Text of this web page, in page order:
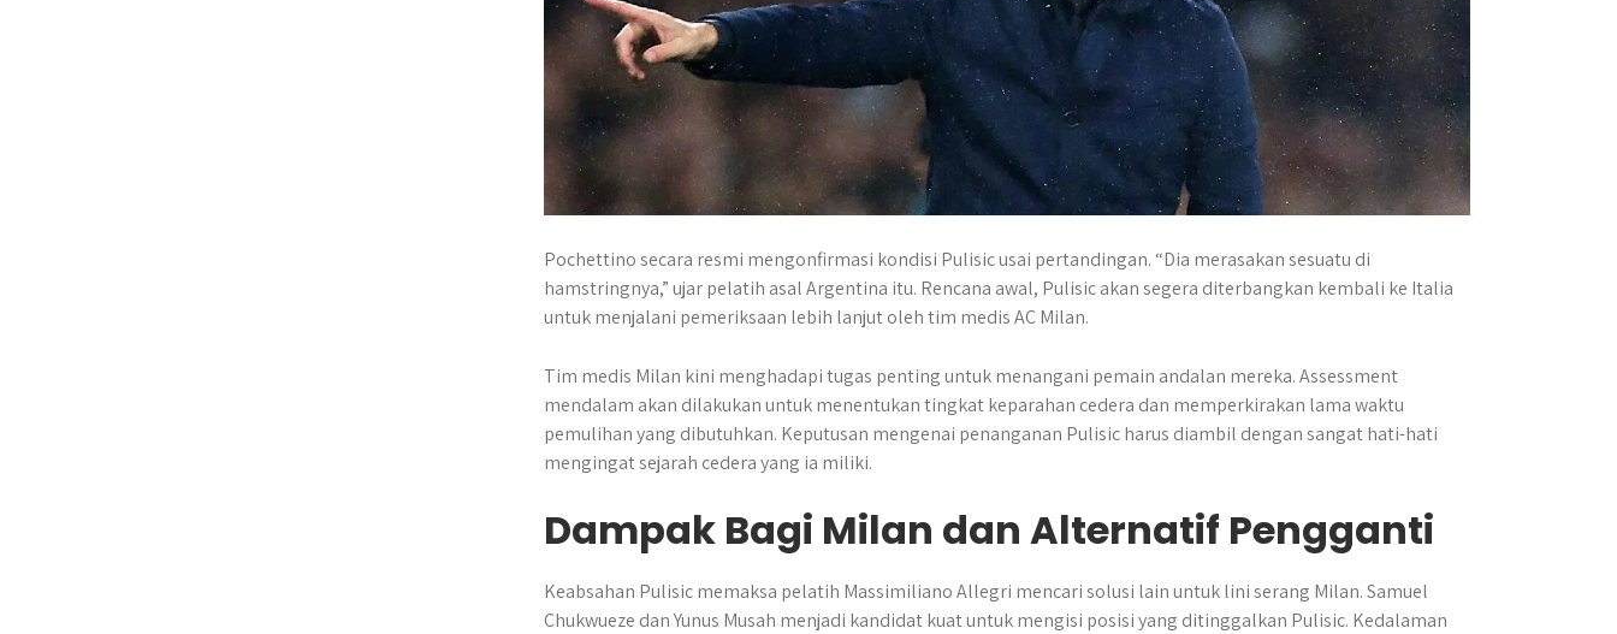
Pochettino secara resmi mengonfirmasi kondisi Pulisic usai pertandingan. “Dia merasakan sesuatu di
hamstringnya,” ujar pelatih asal Argentina itu. Rencana awal, Pulisic akan segera diterbangkan kembali ke Italia
untuk menjalani pemeriksaan lebih lanjut oleh tim medis AC Milan.
Tim medis Milan kini menghadapi tugas penting untuk menangani pemain andalan mereka. Assessment
mendalam akan dilakukan untuk menentukan tingkat keparahan cedera dan memperkirakan lama waktu
pemulihan yang dibutuhkan. Keputusan mengenai penanganan Pulisic harus diambil dengan sangat hati-hati
mengingat sejarah cedera yang ia miliki.
Dampak Bagi Milan dan Alternatif Pengganti
Keabsahan Pulisic memaksa pelatih Massimiliano Allegri mencari solusi lain untuk lini serang Milan. Samuel
Chukwueze dan Yunus Musah menjadi kandidat kuat untuk mengisi posisi yang ditinggalkan Pulisic. Kedalaman